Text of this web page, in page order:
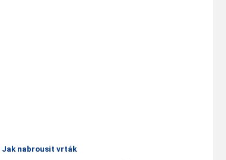
Jak nabrousit vrták